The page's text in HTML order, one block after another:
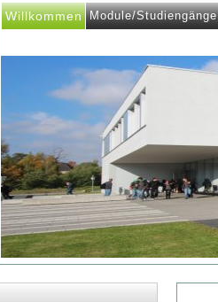
Willkommen Module/Studiengänge